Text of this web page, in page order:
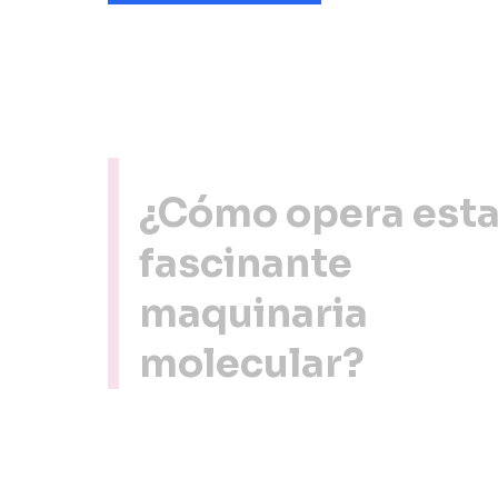
¿Cómo opera
fascinante
maquinaria
molecular?